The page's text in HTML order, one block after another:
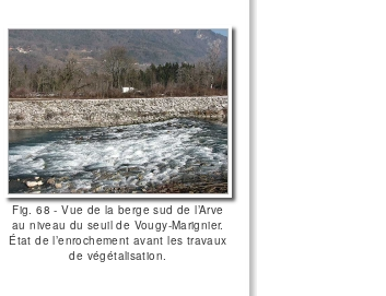
Fig. 68 - Vue de la berge sud de l’Arve
au niveau du seuil de Vougy-Marignier.
État de l’enrochement avant les travaux
de végétalisation.